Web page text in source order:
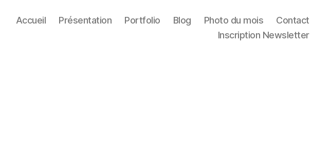
Accueil Présentation Portfolio Blog Photo du mois
Contact
Inscription Newsletter